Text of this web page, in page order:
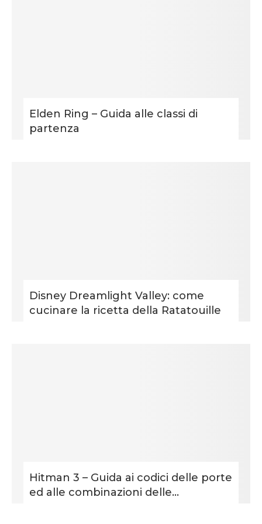
Elden Ring – Guida alle classi di
partenza
Disney Dreamlight Valley: come
cucinare la ricetta della Ratatouille
Hitman 3 – Guida ai codici delle porte
ed alle combinazioni delle...